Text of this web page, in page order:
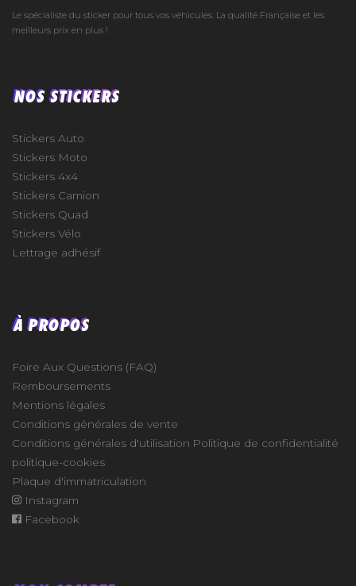
Le spécialiste du sticker pour tous vos véhicules. La qualité Française et les
meilleurs prix en plus !
NOS STICKERS
Stickers Auto
Stickers Moto
Stickers 4x4
Stickers Camion
Stickers Quad
Stickers Vélo
Lettrage adhésif
À PROPOS
Foire Aux Questions (FAQ)
Remboursements
Mentions légales
Conditions générales de vente
Conditions générales d'utilisation Politique de confidentialité
politique-cookies
Plaque d'immatriculation
Instagram
Facebook